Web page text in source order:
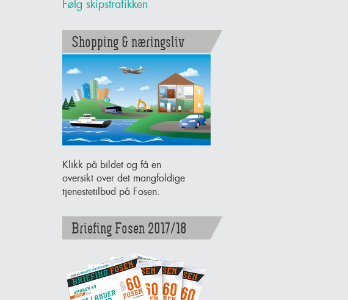
Følg skipstrafikken
Shopping & næringsliv
Klikk på bildet og få en
oversikt over det mangfoldige
tjenestetilbud på Fosen.
Briefing Fosen 2017/18